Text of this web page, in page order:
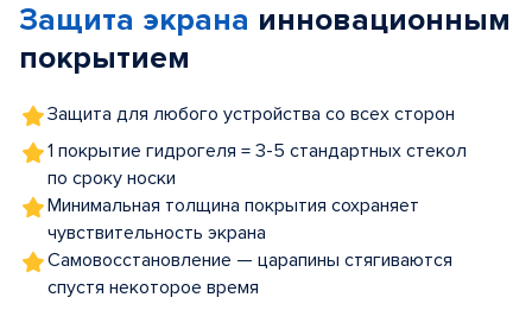
5
Защита экрана инновационным
покрытием
Защита для любого устройства со всех сторон
1 покрытие гидрогеля = 3-5 стандартных стекол
по сроку носки
Минимальная толщина покрытия сохраняет
чувствительность экрана
Самовосстановление — царапины стягиваются
спустя некоторое время